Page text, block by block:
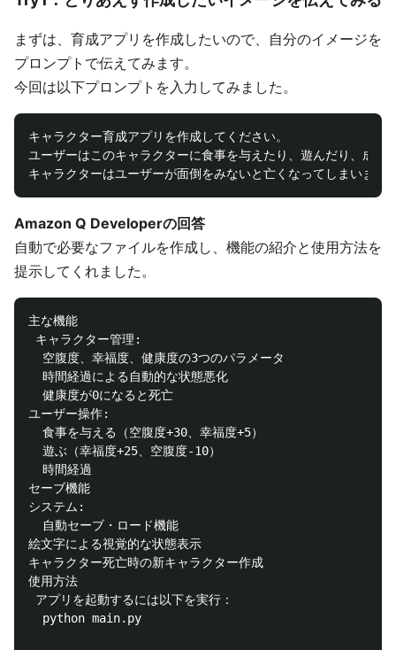
まずは、育成アプリを作成したいので、自分のイメージを
プロンプトで伝えてみます。
今回は以下プロンプトを入力してみました。
キャラクター育成アプリを作成してください。
ユーザーはこのキャラクターに食事を与えたり、遊んだり、成長
Amazon Q Developerの回答
自動で必要なファイルを作成し、機能の紹介と使用方法を
提示してくれました。
主な機能
キャラクター管理:
  空腹度、幸福度、健康度の3つのパラメータ
  時間経過による自動的な状態悪化
  健康度が0になると死亡
ユーザー操作:
  食事を与える（空腹度+30、幸福度+5）
  遊ぶ（幸福度+25、空腹度-10）
  時間経過
セーブ機能
システム:
  自動セーブ・ロード機能
絵文字による視覚的な状態表示
キャラクター死亡時の新キャラクター作成
使用方法
アプリを起動するには以下を実行：
  python main.py